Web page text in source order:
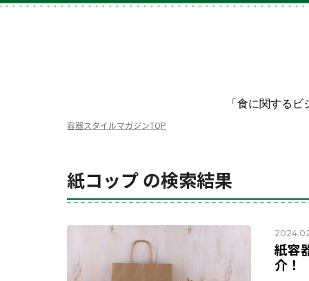
「食に関する
容器スタイルマガジンTOP
紙コップ の検索結果
紙容
介！